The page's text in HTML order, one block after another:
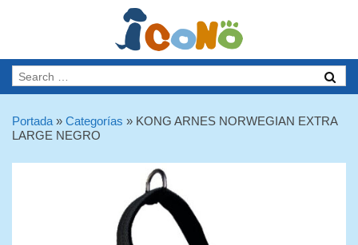
Portada » Categorías » KONG ARNES NORWEGIAN EXTRA
LARGE NEGRO